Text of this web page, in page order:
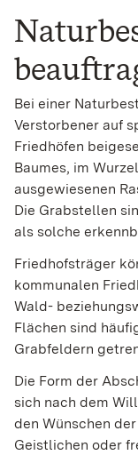
Bei einer
Verstorbener auf
Friedhöfen
Baumes, im
ausgewiesenen
Die Grabstellen
als solche
Friedhofsträger
kommunalen
Wald-
Flächen sind
Grabfeldern
Die Form der
sich nach dem
den Wünschen
Geistlichen oder